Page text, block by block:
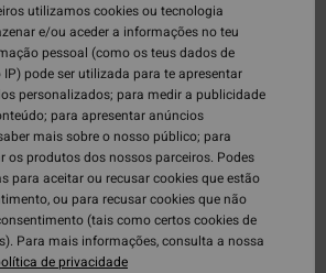
utilizamos cookies ou tecnologia
e/ou aceder a informações no teu
pessoal (como os teus dados de
IP) pode ser utilizada para te apresentar
personalizados; para medir a publicidade
para apresentar anúncios
mais sobre o nosso público; para
os produtos dos nossos parceiros. Podes
para aceitar ou recusar cookies que estão
ou para recusar cookies que não
(tais como certos cookies de
Para mais informações, consulta a nossa
de privacidade